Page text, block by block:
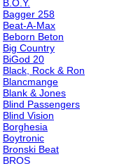
B.O.Y.
Bagger 258
Beat-A-Max
Beborn Beton
Big Country
BiGod 20
Black, Rock & Ron
Blancmange
Blank & Jones
Blind Passengers
Blind Vision
Borghesia
Boytronic
Bronski Beat
BROS